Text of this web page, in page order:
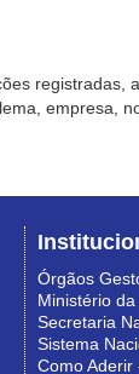
registradas,
empresa,
Órgãos
Ministério
Secretaria
Sistema
Como